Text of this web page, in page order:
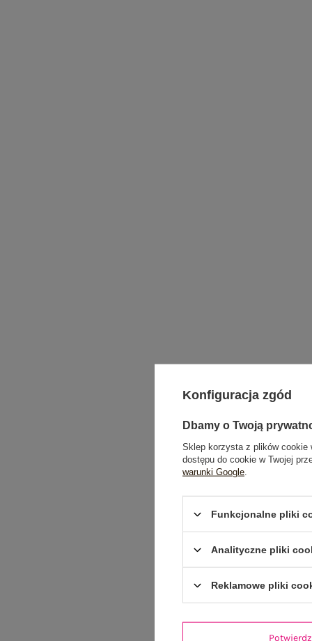
Konfiguracja zgód
Dbamy o Twoją
Sklep korzysta z plików cookie
dostępu do cookie w Twojej
warunki Google
Funkcjonalne pliki
Analityczne pliki
Reklamowe pliki